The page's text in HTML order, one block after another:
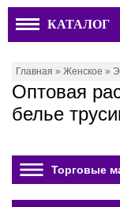
КАТАЛОГ
Главная » Женское »
Оптовая
белье
Торговые